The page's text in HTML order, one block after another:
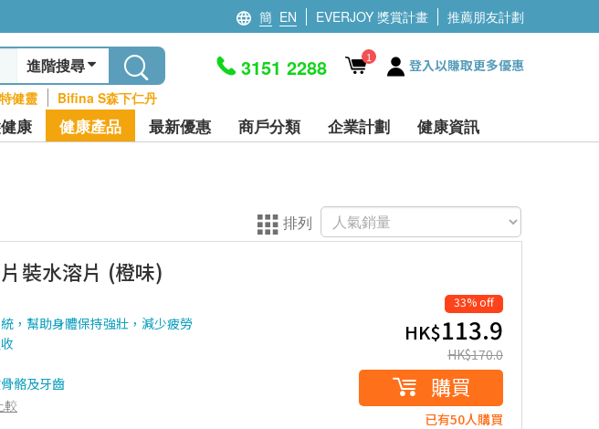
簡 EN EVERJOY 獎賞計畫 推薦朋友計劃
進階搜尋
健靈 Bifina S森下仁丹
3151 2288 1 登入以賺取更多優惠
康 健康產品 最新優惠 商戶分類 企業計劃 健康資訊
排列
裝水溶片 (橙味)
，幫助身體保持強壯，減少疲勞
骼及牙齒
較
33% off
HK$113.9
HK$170.0
購買
已有50人購買